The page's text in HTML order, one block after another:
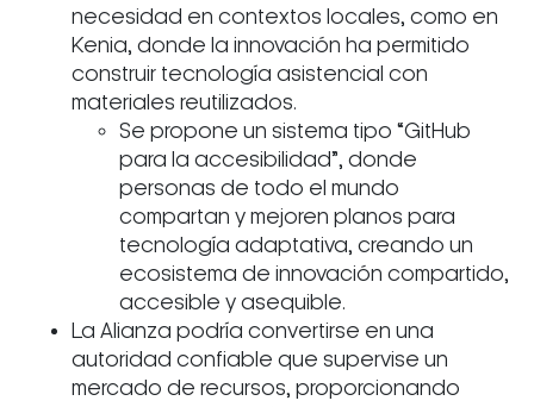
necesidad en contextos locales, como en
Kenia, donde la innovación ha permitido
construir tecnología asistencial con
materiales reutilizados.
Se propone un sistema tipo “GitHub
para la accesibilidad”, donde
personas de todo el mundo
compartan y mejoren planos para
tecnología adaptativa, creando un
ecosistema de innovación compartido,
accesible y asequible.
La Alianza podría convertirse en una
autoridad confiable que supervise un
mercado de recursos, proporcionando